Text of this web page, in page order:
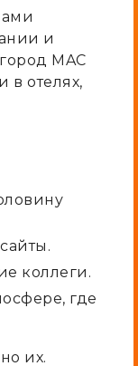
и
MAC
в отелях,
коллеги.
где
их.